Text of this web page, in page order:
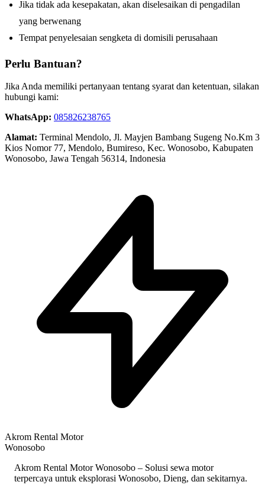
Jika tidak ada kesepakatan, akan diselesaikan di pengadilan
yang berwenang
Tempat penyelesaian sengketa di domisili perusahaan
Perlu Bantuan?
Jika Anda memiliki pertanyaan tentang syarat dan ketentuan, silakan
hubungi kami:
WhatsApp: 085826238765
Alamat: Terminal Mendolo, Jl. Mayjen Bambang Sugeng No.Km 3
Kios Nomor 77, Mendolo, Bumireso, Kec. Wonosobo, Kabupaten
Wonosobo, Jawa Tengah 56314, Indonesia
Akrom Rental Motor
Wonosobo
Akrom Rental Motor Wonosobo – Solusi sewa motor
terpercaya untuk eksplorasi Wonosobo, Dieng, dan sekitarnya.